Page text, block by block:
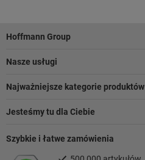
Stopka
Hoffmann Group
Nasze usługi
Najważniejsze kategorie produktów
Jesteśmy tu dla Ciebie
Szybkie i łatwe zamówienia